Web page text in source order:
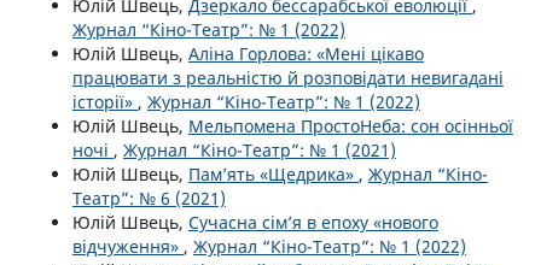
Юлій Швець, Дзеркало бессарабської еволюції ,
Журнал “Кіно-Театр”: № 1 (2022)
Юлій Швець, Аліна Горлова: «Мені цікаво
працювати з реальністю й розповідати невигадані
історії» , Журнал “Кіно-Театр”: № 1 (2022)
Юлій Швець, Мельпомена ПростоНеба: сон осінньої
ночі , Журнал “Кіно-Театр”: № 1 (2021)
Юлій Швець, Пам’ять «Щедрика» , Журнал “Кіно-
Театр”: № 6 (2021)
Юлій Швець, Сучасна сім’я в епоху «нового
відчуження» , Журнал “Кіно-Театр”: № 1 (2022)